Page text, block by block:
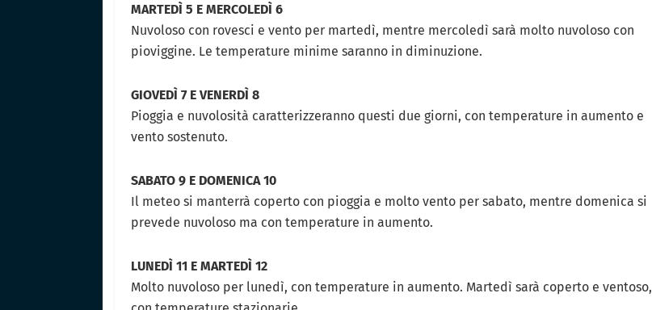
MARTEDÌ 5 E MERCOLEDÌ 6
Nuvoloso con rovesci e vento per martedì, mentre mercoledì sarà molto nuvoloso con
pioviggine. Le temperature minime saranno in diminuzione.
GIOVEDÌ 7 E VENERDÌ 8
Pioggia e nuvolosità caratterizzeranno questi due giorni, con temperature in aumento e
vento sostenuto.
SABATO 9 E DOMENICA 10
Il meteo si manterrà coperto con pioggia e molto vento per sabato, mentre domenica si
prevede nuvoloso ma con temperature in aumento.
LUNEDÌ 11 E MARTEDÌ 12
Molto nuvoloso per lunedì, con temperature in aumento. Martedì sarà coperto e ventoso,